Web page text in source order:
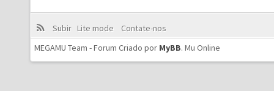
Subir Lite mode
Contate-nos
MEGAMU Team - Forum Criado por MyBB. Mu Online